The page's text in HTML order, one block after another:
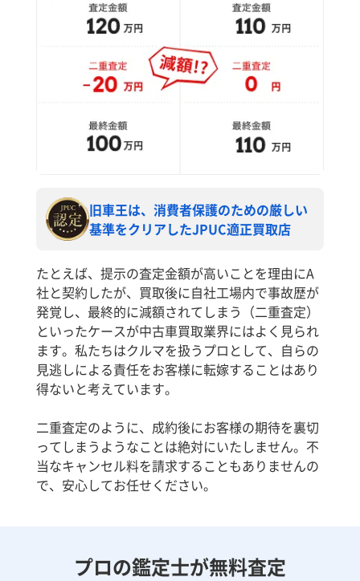
旧車王は、消費者保護のための厳しい
基準をクリアしたJPUC適正買取店
たとえば、提示の査定金額が高いことを理由にA
社と契約したが、買取後に自社工場内で事故歴が
発覚し、最終的に減額されてしまう（二重査定）
といったケースが中古車買取業界にはよく見られ
ます。私たちはクルマを扱うプロとして、自らの
見逃しによる責任をお客様に転嫁することはあり
得ないと考えています。
二重査定のように、成約後にお客様の期待を裏切
ってしまうようなことは絶対にいたしません。不
当なキャンセル料を請求することもありませんの
で、安心してお任せください。
プロの鑑定士が無料査定